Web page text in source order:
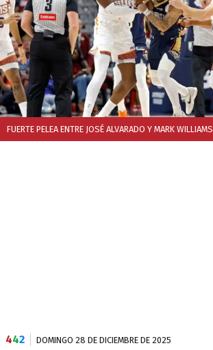
FUERTE PELEA ENTRE JOSÉ ALVARADO Y MARK WILLIAMS
442 DOMINGO 28 DE DICIEMBRE DE 2025